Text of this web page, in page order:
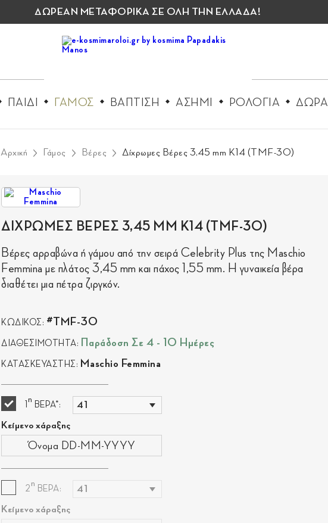
ΔΩΡΕΑΝ ΜΕΤΑΦΟΡΙΚΑ ΣΕ ΟΛΗ ΤΗΝ ΕΛΛΑΔΑ!
ΠΑΙΔΙ ΓΑΜΟΣ ΒΑΠΤΙΣΗ ΑΣΗΜΙ ΡΟΛΟΓΙΑ ΔΩΡΑ
Αρχική Γάμος Βέρες Δίχρωμες Βέρες 3,45 mm Κ14 (TMF-30)
ΔΙΧΡΩΜΕΣ ΒΕΡΕΣ 3,45 MM Κ14 (TMF-30)
Βέρες αρραβώνα ή γάμου από την σειρά Celebrity Plus της Maschio
Femmina με πλάτος 3,45 mm και πάχος 1,55 mm. Η γυναικεία βέρα
διαθέτει μια πέτρα ζιργκόν.
ΚΩΔΙΚΟΣ: #TMF-30
ΔΙΑΘΕΣΙΜΟΤΗΤΑ: Παράδοση Σε 4 - 10 Ημέρες
ΚΑΤΑΣΚΕΥΑΣΤΗΣ: Maschio Femmina
η
ΒΕΡΑ*:
Κείμενο χάραξης
2
η
ΒΕΡΑ:
Κείμενο χάραξης